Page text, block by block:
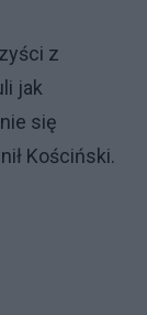
z
jak
się
Kościński.